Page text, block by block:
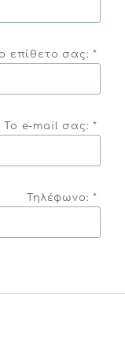
επίθετο σας: *
Το e-mail σας: *
Τηλέφωνο: *